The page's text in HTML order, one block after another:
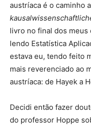
austríaca é o caminho
livro no final dos meus
lendo Estatística
estava eu, tendo feito
mais reverenciado ao
austríaca: de Hayek a
Decidi então fazer
do professor Hoppe